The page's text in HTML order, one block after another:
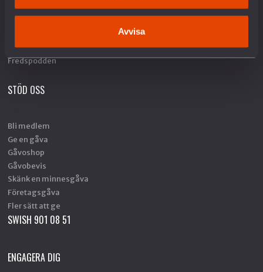
Avvisa
Hållbar fred och säkerhet
Fredstidningen PAX
Fredspodden
STÖD OSS
Bli medlem
Ge en gåva
Gåvoshop
Gåvobevis
Skänk en minnesgåva
Företagsgåva
Fler sätt att ge
SWISH 901 08 51
ENGAGERA DIG